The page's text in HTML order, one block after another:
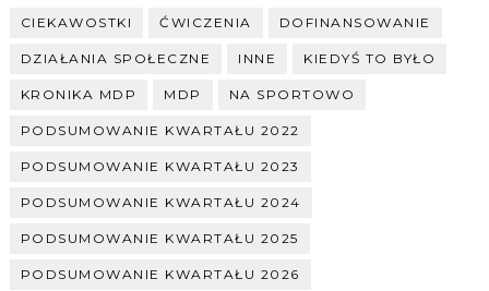
CIEKAWOSTKI ĆWICZENIA DOFINANSOWANIE
DZIAŁANIA SPOŁECZNE INNE KIEDYŚ TO BYŁO
KRONIKA MDP MDP NA SPORTOWO
PODSUMOWANIE KWARTAŁU 2022
PODSUMOWANIE KWARTAŁU 2023
PODSUMOWANIE KWARTAŁU 2024
PODSUMOWANIE KWARTAŁU 2025
PODSUMOWANIE KWARTAŁU 2026